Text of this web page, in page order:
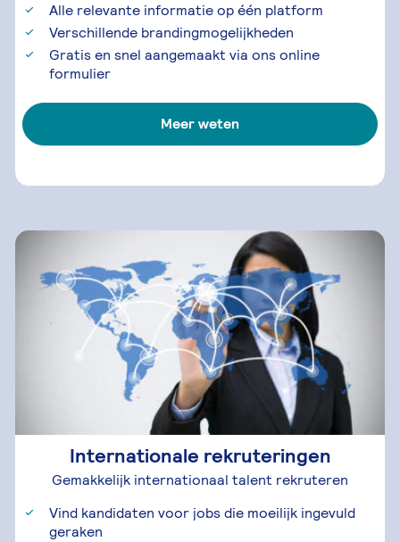
Alle relevante informatie op één platform
Verschillende brandingmogelijkheden
Gratis en snel aangemaakt via ons online
formulier
Meer weten
Internationale rekruteringen
Gemakkelijk internationaal talent rekruteren
Vind kandidaten voor jobs die moeilijk ingevuld
geraken